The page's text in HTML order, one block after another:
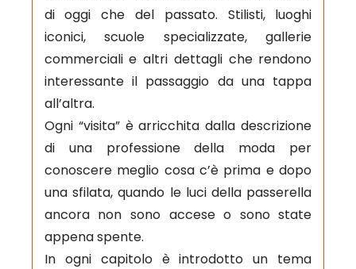
di oggi che del passato. Stilisti, luoghi
iconici, scuole specializzate, gallerie
commerciali e altri dettagli che rendono
interessante il passaggio da una tappa
all’altra.
Ogni “visita” è arricchita dalla descrizione
di una professione della moda per
conoscere meglio cosa c’è prima e dopo
una sfilata, quando le luci della passerella
ancora non sono accese o sono state
appena spente.
In ogni capitolo è introdotto un tema